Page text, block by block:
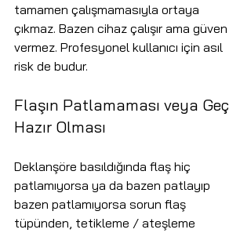
tamamen çalışmamasıyla ortaya
çıkmaz. Bazen cihaz çalışır ama güven
vermez. Profesyonel kullanıcı için asıl
risk de budur.
Flaşın Patlamaması veya Geç
Hazır Olması
Deklanşöre basıldığında flaş hiç
patlamıyorsa ya da bazen patlayıp
bazen patlamıyorsa sorun flaş
tüpünden, tetikleme / ateşleme